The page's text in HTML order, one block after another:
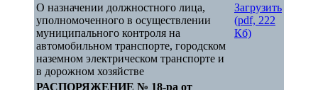
О назначении должностного лица,
уполномоченного в осуществлении
муниципального контроля на
автомобильном транспорте, городском
наземном электрическом транспорте и
в дорожном хозяйстве
Загрузить
(pdf, 222
Кб)
РАСПОРЯЖЕНИЕ № 18-ра от